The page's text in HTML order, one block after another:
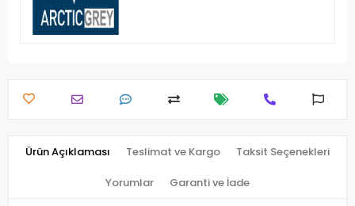
Ürün Açıklaması Teslimat ve Kargo Taksit Seçenekleri
Yorumlar Garanti ve İade